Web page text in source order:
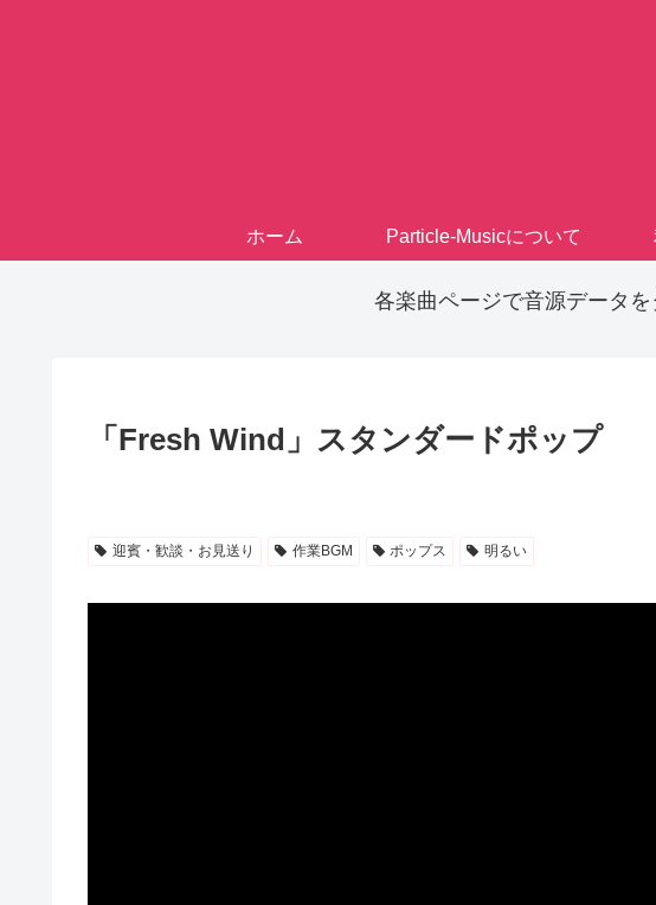
ホーム Particle-Musicについて
各楽曲ページで音源データ
「Fresh Wind」スタンダードポップ
迎賓・歓談・お見送り 作業BGM ポップス 明るい